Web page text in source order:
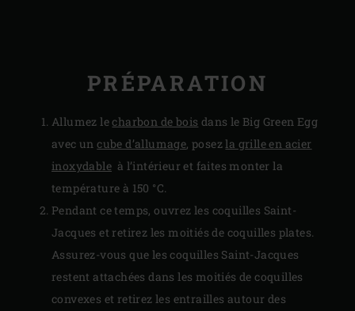
PRÉPARATION
Allumez lecharbon de bois dans le Big Green Egg
avec uncube d’allumage, posezla grille en acier
inoxydable à l’intérieur et faites monter la
température à 150 °C.
Pendant ce temps, ouvrez les coquilles Saint-
Jacques et retirez les moitiés de coquilles plates.
Assurez-vous que les coquilles Saint-Jacques
restent attachées dans les moitiés de coquilles
convexes et retirez les entrailles autour des